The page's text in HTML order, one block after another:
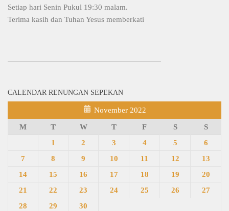
Setiap hari Senin Pukul 19:30 malam.
Terima kasih dan Tuhan Yesus memberkati
CALENDAR RENUNGAN SEPEKAN
November 2022
M T W T F S
S
1
2 3 4 5
6
7
8 9 10 11 12
13
14
15 16 17 18 19
20
21
22 23 24 25 26
27
28
29 30